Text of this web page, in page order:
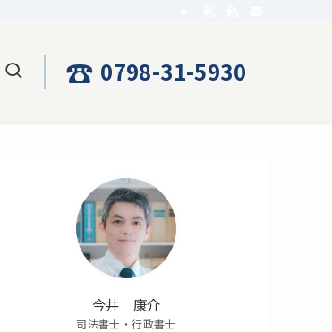
☎ 0798-31-5930
今井 康介
司法書士・行政書士